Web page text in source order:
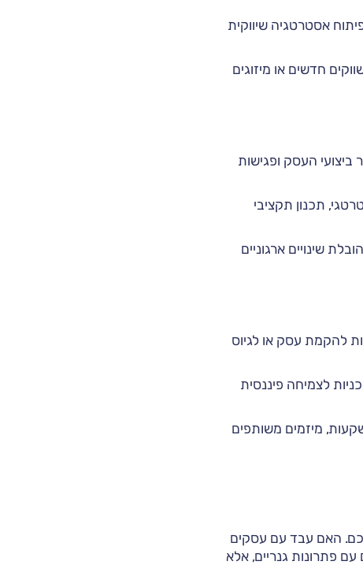
לגבי פיתוח אסטרטגיה שיווקית
שווקים חדשים או מיזוגים
אחר ביצועי העסק ופגישות
אסטרטגי, תכנון תקציבי
בהובלת שינויים ארגוניים
פשוטות להקמת עסק או לגיוס
תוכניות לצמיחה פיננסית
להשקעות, מיזמים משותפים
האם עבד עם עסקים
פתרונות גנריים, אלא